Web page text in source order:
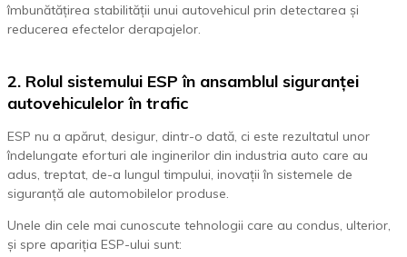
îmbunătățirea stabilității unui autovehicul prin detectarea și
reducerea efectelor derapajelor.
2. Rolul sistemului ESP în ansamblul siguranței
autovehiculelor în trafic
ESP nu a apărut, desigur, dintr-o dată, ci este rezultatul unor
îndelungate eforturi ale inginerilor din industria auto care au
adus, treptat, de-a lungul timpului, inovații în sistemele de
siguranță ale automobilelor produse.
Unele din cele mai cunoscute tehnologii care au condus, ulterior,
și spre apariția ESP-ului sunt: